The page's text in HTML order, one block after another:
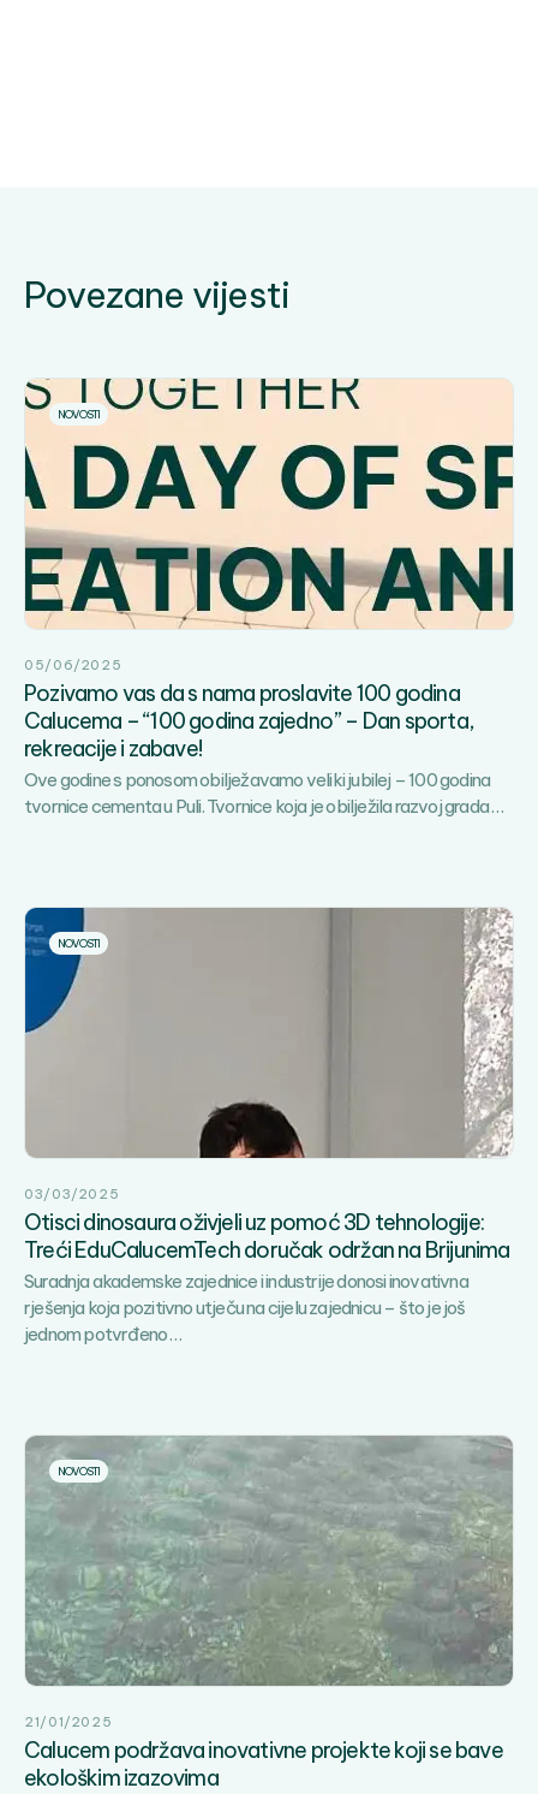
Povezane vijesti
NOVOSTI
05/06/2025
Pozivamo vas da s nama proslavite 100 godina
Calucema – “100 godina zajedno” – Dan sporta,
rekreacije i zabave!
Ove godine s ponosom obilježavamo veliki jubilej – 100 godina
tvornice cementa u Puli. Tvornice koja je obilježila razvoj grada…
100
–
“100
–
i
NOVOSTI
03/03/2025
Otisci dinosaura oživjeli uz pomoć 3D tehnologije:
Treći EduCalucemTech doručak održan na Brijunima
Suradnja akademske zajednice i industrije donosi inovativna
rješenja koja pozitivno utječu na cijelu zajednicu – što je još
jednom potvrđeno…Otisci
pomoć
3D
tehnologije:
Treći
EduCalucemTech
doručak
održan
na
Brijunima
NOVOSTI
21/01/2025
Calucem podržava inovativne projekte koji se bave
ekološkim izazovima